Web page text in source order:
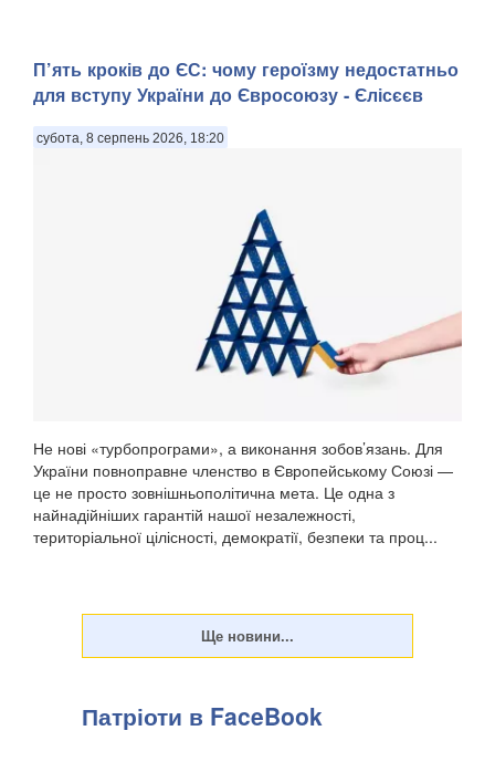
П’ять кроків до ЄС: чому героїзму недостатньо
для вступу України до Євросоюзу - Єлісєєв
субота, 8 серпень 2026, 18:20
Не нові «турбопрограми», а виконання зобов’язань. Для
України повноправне членство в Європейському Союзі —
це не просто зовнішньополітична мета. Це одна з
найнадійніших гарантій нашої незалежності,
територіальної цілісності, демократії, безпеки та проц...
Патріоти в FaceBook